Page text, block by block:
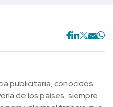
publicitaria, conocidos
de los países, siempre